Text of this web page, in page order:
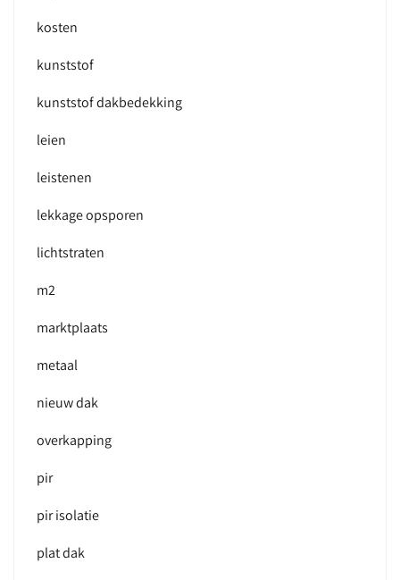
kosten
kunststof
kunststof dakbedekking
leien
leistenen
lekkage opsporen
lichtstraten
m2
marktplaats
metaal
nieuw dak
overkapping
pir
pir isolatie
plat dak